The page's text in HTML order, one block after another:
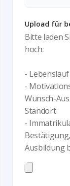
Upload für
Bitte laden
hoch:
- Lebenslauf
-
Wunsch-
Standort
-
Ausbildung